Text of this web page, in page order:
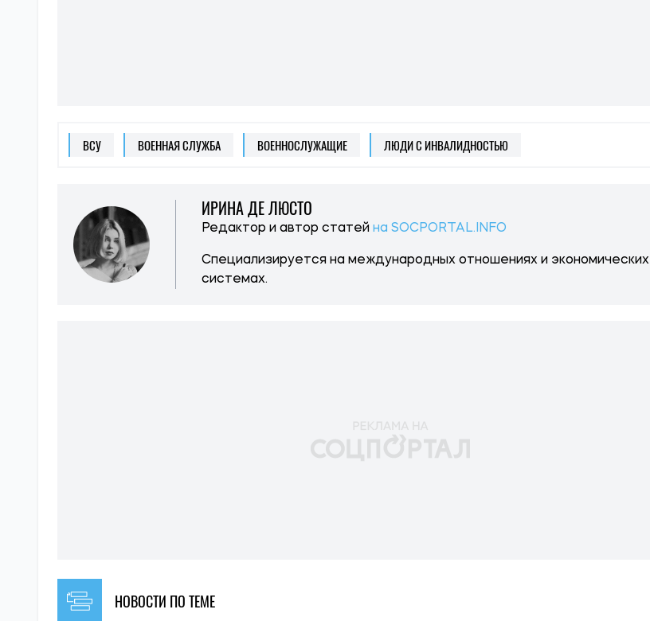
ВСУ ВОЕННАЯ СЛУЖБА ВОЕННОСЛУЖАЩИЕ ЛЮДИ С ИНВАЛИДНОСТЬЮ
ИРИНА ДЕ ЛЮСТО
Редактор и автор статей на SOCPORTAL.INFO
Специализируется на международных отношениях и экономических
системах.
НОВОСТИ ПО ТЕМЕ